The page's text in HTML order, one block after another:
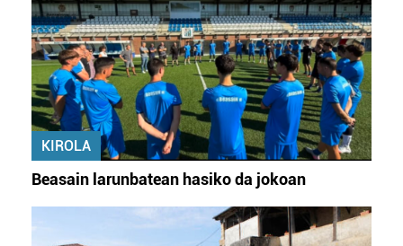
KIROLA
Beasain larunbatean hasiko da jokoan